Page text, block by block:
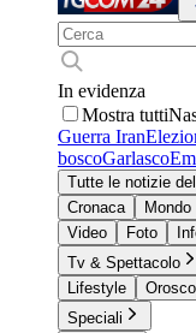
In evidenza
Mostra tutti
Guerra Iran
boscoGarlasco
Tutte le notizie
Cronaca
Mondo
Video
Foto
Tv & Spettacolo
Lifestyle
Speciali